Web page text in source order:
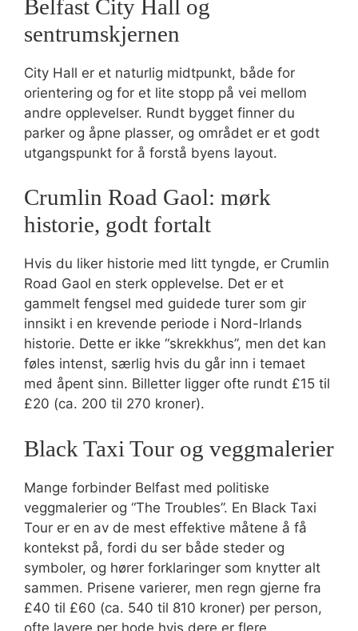
Belfast City Hall og
sentrumskjernen
City Hall er et naturlig midtpunkt, både for
orientering og for et lite stopp på vei mellom
andre opplevelser. Rundt bygget finner du
parker og åpne plasser, og området er et godt
utgangspunkt for å forstå byens layout.
Crumlin Road Gaol: mørk
historie, godt fortalt
Hvis du liker historie med litt tyngde, er Crumlin
Road Gaol en sterk opplevelse. Det er et
gammelt fengsel med guidede turer som gir
innsikt i en krevende periode i Nord-Irlands
historie. Dette er ikke “skrekkhus”, men det kan
føles intenst, særlig hvis du går inn i temaet
med åpent sinn. Billetter ligger ofte rundt £15 til
£20 (ca. 200 til 270 kroner).
Black Taxi Tour og veggmalerier
Mange forbinder Belfast med politiske
veggmalerier og “The Troubles”. En Black Taxi
Tour er en av de mest effektive måtene å få
kontekst på, fordi du ser både steder og
symboler, og hører forklaringer som knytter alt
sammen. Prisene varierer, men regn gjerne fra
£40 til £60 (ca. 540 til 810 kroner) per person,
ofte lavere per hode hvis dere er flere.